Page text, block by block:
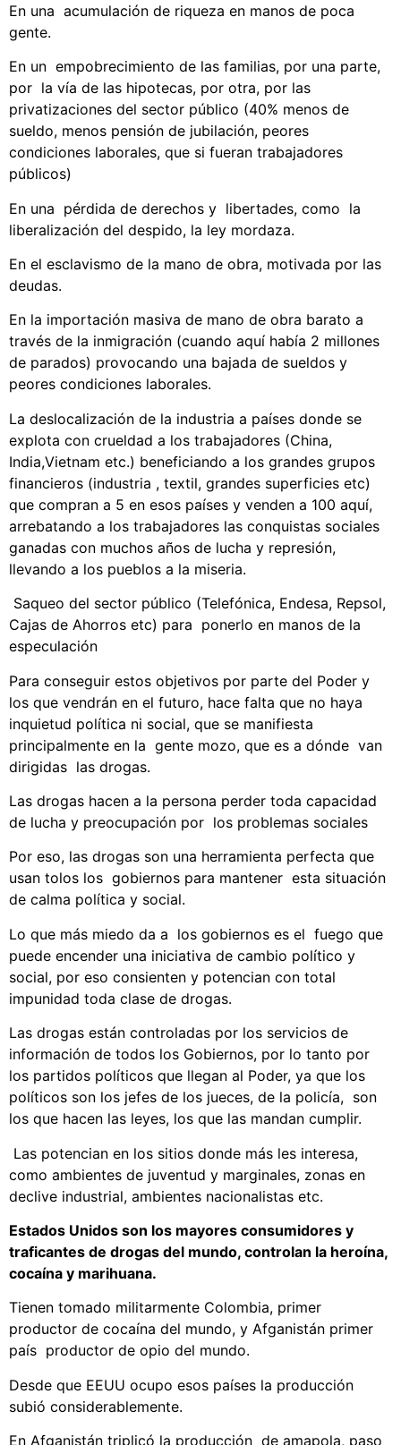
En una acumulación de riqueza en manos de poca
gente.
En un empobrecimiento de las familias, por una parte,
por la vía de las hipotecas, por otra, por las
privatizaciones del sector público (40% menos de
sueldo, menos pensión de jubilación, peores
condiciones laborales, que si fueran trabajadores
públicos)
En una pérdida de derechos y libertades, como la
liberalización del despido, la ley mordaza.
En el esclavismo de la mano de obra, motivada por las
deudas.
En la importación masiva de mano de obra barato a
través de la inmigración (cuando aquí había 2 millones
de parados) provocando una bajada de sueldos y
peores condiciones laborales.
La deslocalización de la industria a países donde se
explota con crueldad a los trabajadores (China,
India,Vietnam etc.) beneficiando a los grandes grupos
financieros (industria , textil, grandes superficies etc)
que compran a 5 en esos países y venden a 100 aquí,
arrebatando a los trabajadores las conquistas sociales
ganadas con muchos años de lucha y represión,
llevando a los pueblos a la miseria.
Saqueo del sector público (Telefónica, Endesa, Repsol,
Cajas de Ahorros etc) para ponerlo en manos de la
especulación
Para conseguir estos objetivos por parte del Poder y
los que vendrán en el futuro, hace falta que no haya
inquietud política ni social, que se manifiesta
principalmente en la gente mozo, que es a dónde van
dirigidas las drogas.
Las drogas hacen a la persona perder toda capacidad
de lucha y preocupación por los problemas sociales
Por eso, las drogas son una herramienta perfecta que
usan tolos los gobiernos para mantener esta situación
de calma política y social.
Lo que más miedo da a los gobiernos es el fuego que
puede encender una iniciativa de cambio político y
social, por eso consienten y potencian con total
impunidad toda clase de drogas.
Las drogas están controladas por los servicios de
información de todos los Gobiernos, por lo tanto por
los partidos políticos que llegan al Poder, ya que los
políticos son los jefes de los jueces, de la policía, son
los que hacen las leyes, los que las mandan cumplir.
Las potencian en los sitios donde más les interesa,
como ambientes de juventud y marginales, zonas en
declive industrial, ambientes nacionalistas etc.
Estados Unidos son los mayores consumidores y
traficantes de drogas del mundo, controlan la heroína,
cocaína y marihuana.
Tienen tomado militarmente Colombia, primer
productor de cocaína del mundo, y Afganistán primer
país productor de opio del mundo.
Desde que EEUU ocupo esos países la producción
subió considerablemente.
En Afganistán triplicó la producción de amapola, paso